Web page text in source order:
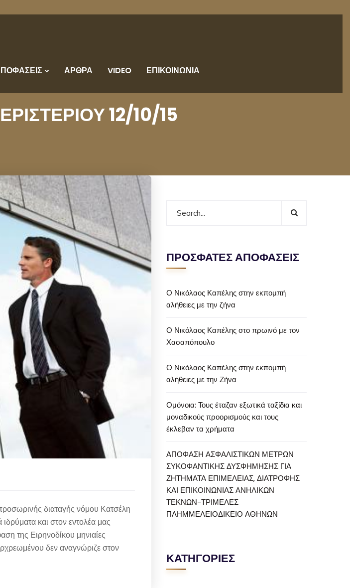
ΑΡΘΡΑ VIDEO ΕΠΙΚΟΙΝΩΝΙΑ
12/10/15
διαταγής νόμου Κατσέλη
και στον εντολέα μας
της Ειρηνοδίκου μηνιαίες
δεν αναγνώριζε στον
ΠΡΟΣΦΑΤΕΣ ΑΠΟΦΑΣΕΙΣ
Ο Νικόλαος Καπέλης στην εκπομπή
αλήθειες με την ζήνα
Ο Νικόλαος Καπέλης στο πρωινό με τον
Χασαπόπουλο
Ο Νικόλαος Καπέλης στην εκπομπή
αλήθειες με την Ζήνα
Ομόνοια: Τους έταζαν εξωτικά ταξίδια και
μοναδικούς προορισμούς και τους
έκλεβαν τα χρήματα
ΑΠΟΦΑΣΗ ΑΣΦΑΛΙΣΤΙΚΩΝ ΜΕΤΡΩΝ
ΣΥΚΟΦΑΝΤΙΚΗΣ ΔΥΣΦΗΜΗΣΗΣ ΓΙΑ
ΖΗΤΗΜΑΤΑ ΕΠΙΜΕΛΕΙΑΣ, ΔΙΑΤΡΟΦΗΣ
ΚΑΙ ΕΠΙΚΟΙΝΩΝΙΑΣ ΑΝΗΛΙΚΩΝ
ΤΕΚΝΩΝ-ΤΡΙΜΕΛΕΣ
ΠΛΗΜΜΕΛΕΙΟΔΙΚΕΙΟ ΑΘΗΝΩΝ
ΚΑΤΗΓΟΡΙΕΣ